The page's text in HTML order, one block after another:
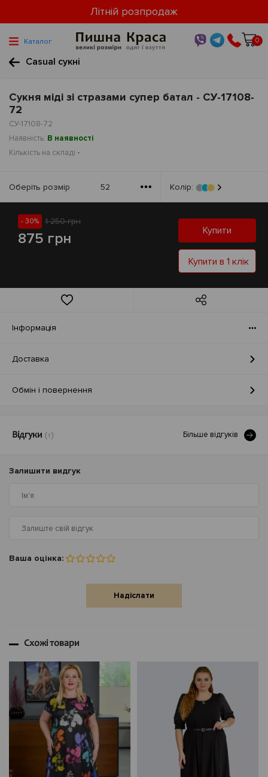
Літній розпродаж
Каталог 0
Casual cукні
Сукня міді зі стразами супер батал - СУ-17108-
72
СУ-17108-72
Наявність: В наявності
Кількість на складі -
Оберiть розмiр 52 Колір:
- 30% 1 250 грн
875 грн Купити
Купити в 1 клік
Iнформація
Доставка
Обмін і повернення
Відгуки (1) Бiльше вiдгукiв
Залишити видгук
Ваша оцінка:
Надіслати
Схожі товари